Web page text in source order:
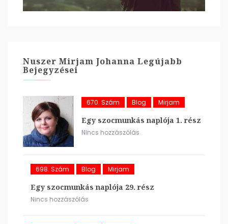
Nuszer Mirjam Johanna Legújabb
Bejegyzései
670. Szám Blog Mirjam
Egy szocmunkás naplója 1. rész
Nincs hozzászólás
698. Szám Blog Mirjam
Egy szocmunkás naplója 29. rész
Nincs hozzászólás